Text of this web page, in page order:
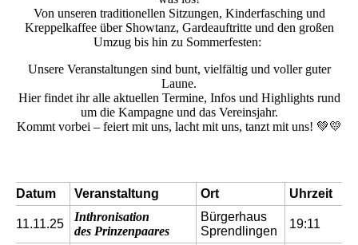
Von unseren traditionellen Sitzungen, Kinderfasching und
Kreppelkaffee über Showtanz, Gardeauftritte und den großen
Umzug bis hin zu Sommerfesten:
Unsere Veranstaltungen sind bunt, vielfältig und voller guter
Laune.
Hier findet ihr alle aktuellen Termine, Infos und Highlights rund
um die Kampagne und das Vereinsjahr.
Kommt vorbei – feiert mit uns, lacht mit uns, tanzt mit uns! 💚💛
Datum Veranstaltung Ort Uhrzeit
11.11.25
Inthronisation
des Prinzenpaares
Bürgerhaus
Sprendlingen
19:11